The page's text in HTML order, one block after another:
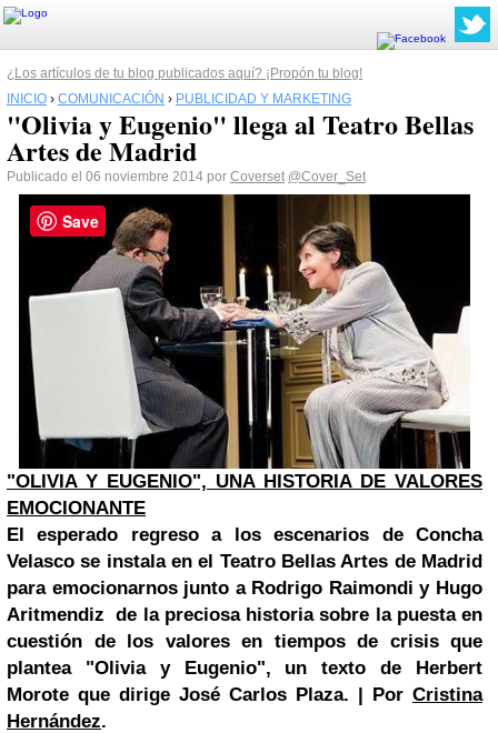
¿Los artículos de tu blog publicados aquí? ¡Propón tu blog!
INICIO › COMUNICACIÓN › PUBLICIDAD Y MARKETING
"Olivia y Eugenio" llega al Teatro Bellas
Artes de Madrid
Publicado el 06 noviembre 2014 por Coverset @Cover_Set
"OLIVIA Y EUGENIO", UNA HISTORIA DE VALORES
EMOCIONANTE
El esperado regreso a los escenarios de Concha
Velasco se instala en el Teatro Bellas Artes de Madrid
para emocionarnos junto a Rodrigo Raimondi y Hugo
Aritmendiz de la preciosa historia sobre la puesta en
cuestión de los valores en tiempos de crisis que
plantea "Olivia y Eugenio", un texto de Herbert
Morote que dirige José Carlos Plaza. | Por Cristina
Hernández.
Save